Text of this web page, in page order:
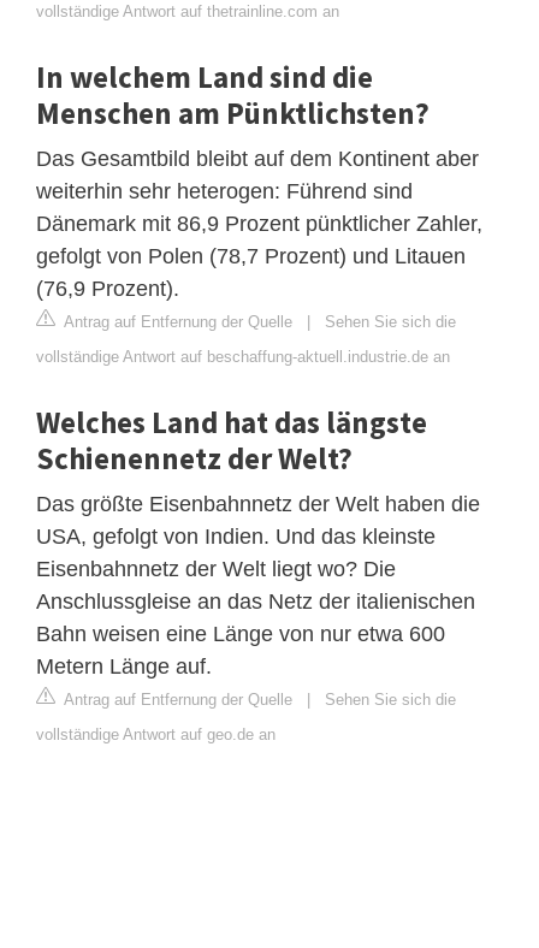
vollständige Antwort auf thetrainline.com an
In welchem Land sind die
Menschen am Pünktlichsten?
Das Gesamtbild bleibt auf dem Kontinent aber
weiterhin sehr heterogen: Führend sind
Dänemark mit 86,9 Prozent pünktlicher Zahler,
gefolgt von Polen (78,7 Prozent) und Litauen
(76,9 Prozent).
Antrag auf Entfernung der Quelle | Sehen Sie sich die
vollständige Antwort auf beschaffung-aktuell.industrie.de an
Welches Land hat das längste
Schienennetz der Welt?
Das größte Eisenbahnnetz der Welt haben die
USA, gefolgt von Indien. Und das kleinste
Eisenbahnnetz der Welt liegt wo? Die
Anschlussgleise an das Netz der italienischen
Bahn weisen eine Länge von nur etwa 600
Metern Länge auf.
Antrag auf Entfernung der Quelle | Sehen Sie sich die
vollständige Antwort auf geo.de an